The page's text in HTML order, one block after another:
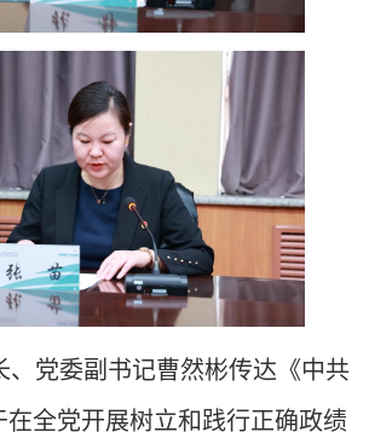
、党委副书记曹然彬传达《中共
在全党开展树立和践行正确政绩